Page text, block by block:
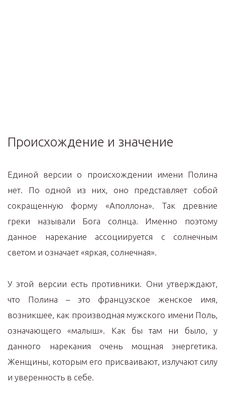
Происхождение и значение
Единой версии о происхождении имени Полина
нет. По одной из них, оно представляет собой
сокращенную форму «Аполлона». Так древние
греки называли Бога солнца. Именно поэтому
данное нарекание ассоциируется с солнечным
светом и означает «яркая, солнечная».
У этой версии есть противники. Они утверждают,
что Полина – это французское женское имя,
возникшее, как производная мужского имени Поль,
означающего «малыш». Как бы там ни было, у
данного нарекания очень мощная энергетика.
Женщины, которым его присваивают, излучают силу
и уверенность в себе.